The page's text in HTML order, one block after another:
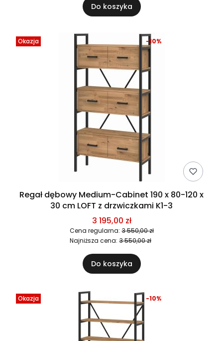
Do koszyka
Okazja
Regał dębowy Medium-Cabinet 190 x 80-120 x
30 cm LOFT z drzwiczkami K1-3
3 195,00 zł
Cena regularna: 3 550,00 zł
-10%
Najniższa cena: 3 550,00 zł
Do koszyka
Okazja -10%